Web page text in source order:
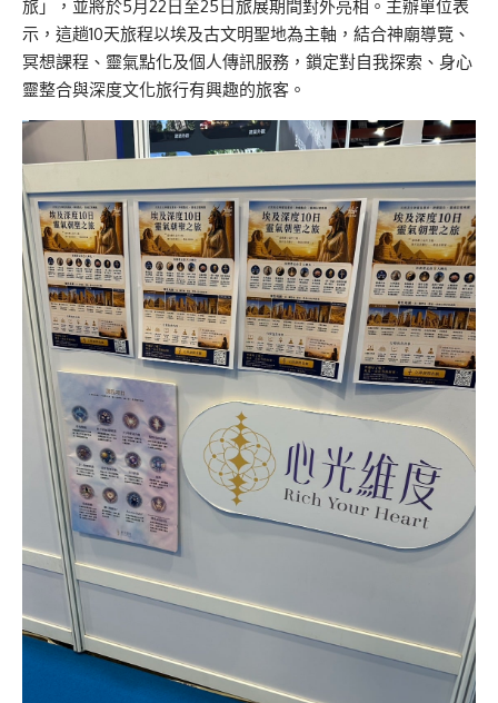
旅」，並將於5月22日至25日旅展期間對外亮相。主辦單位表
示，這趟10天旅程以埃及古文明聖地為主軸，結合神廟導覽、
冥想課程、靈氣點化及個人傳訊服務，鎖定對自我探索、身心
靈整合與深度文化旅行有興趣的旅客。